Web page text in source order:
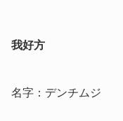
我好方
名字：デンチムジ